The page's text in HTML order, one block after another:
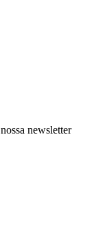
newsletter